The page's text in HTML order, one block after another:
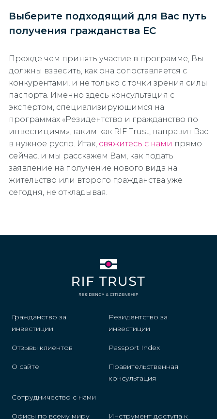
Выберите подходящий для Вас путь
получения гражданства ЕС
Прежде чем принять участие в программе, Вы
должны взвесить, как она сопоставляется с
конкурентами, и не только с точки зрения силы
паспорта. Именно здесь консультация с
экспертом, специализирующимся на
программах «Резидентство и гражданство по
инвестициям», таким как RIF Trust, направит Вас
в нужное русло. Итак, свяжитесь с нами прямо
сейчас, и мы расскажем Вам, как подать
заявление на получение нового вида на
жительство или второго гражданства уже
сегодня, не откладывая.
Гражданство за
инвестиции
Резидентство за
инвестиции
Отзывы клиентов Passport Index
О сайте
Правительственная
консультация
Сотрудничество с нами
Офисы по всему миру Инструмент доступа к